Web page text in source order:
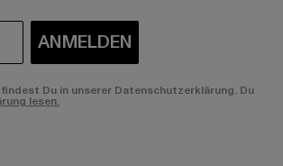
ANMELDEN
Du in unserer Datenschutzerklärung. Du
lesen.